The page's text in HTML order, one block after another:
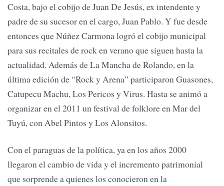
Costa, bajo el cobijo de Juan De Jesús, ex intendente y
padre de su sucesor en el cargo, Juan Pablo. Y fue desde
entonces que Núñez Carmona logró el cobijo municipal
para sus recitales de rock en verano que siguen hasta la
actualidad. Además de La Mancha de Rolando, en la
última edición de “Rock y Arena” participaron Guasones,
Catupecu Machu, Los Pericos y Virus. Hasta se animó a
organizar en el 2011 un festival de folklore en Mar del
Tuyú, con Abel Pintos y Los Alonsitos.
Con el paraguas de la política, ya en los años 2000
llegaron el cambio de vida y el incremento patrimonial
que sorprende a quienes los conocieron en la